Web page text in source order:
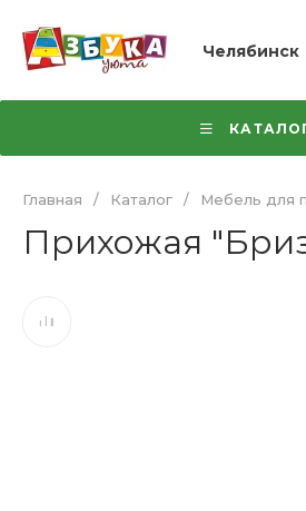
Челябинск
Главная / Каталог / Мебель для
Прихожая